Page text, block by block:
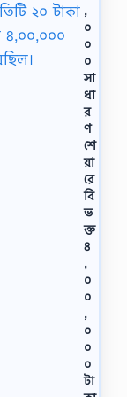
,
০
০
০
সা
ধা
র
ণ
শে
য়া
রে
বি
ভ
ক্ত
৪
,
০
০
,
০
০
০
টা